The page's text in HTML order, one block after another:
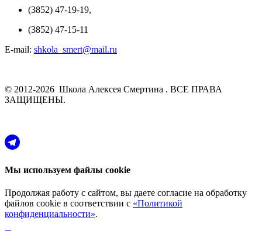
(3852) 47-19-19,
(3852) 47-15-11
E-mail: shkola_smert@mail.ru
© 2012-2026 Школа Алексея Смертина . ВСЕ ПРАВА
ЗАЩИЩЕНЫ.
Мы используем файлы cookie
Продолжая работу с сайтом, вы даете согласие на обработку
файлов cookie в соответствии с «Политикой
конфиденциальности».